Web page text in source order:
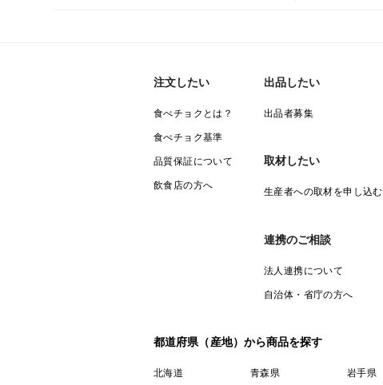
注文したい
食べチョクとは？
食べチョク基準
品質保証について
飲食店の方へ
出品したい
出品者募集
取材したい
生産者への取材を申し込む
連携のご相談
法人連携について
自治体・省庁の方へ
都道府県（産地）から商品を探す
北海道 青森県 岩手県